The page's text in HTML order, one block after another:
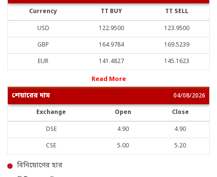
Currency TT BUY TT SELL
USD 122.9500 123.9500
GBP 164.9784 169.5239
EUR 141.4827 145.1623
Read More
শেয়ারের দাম 04/08/2026
Exchange Open Close
DSE 4.90 4.90
CSE 5.00 5.20
বিনিয়োগের হার